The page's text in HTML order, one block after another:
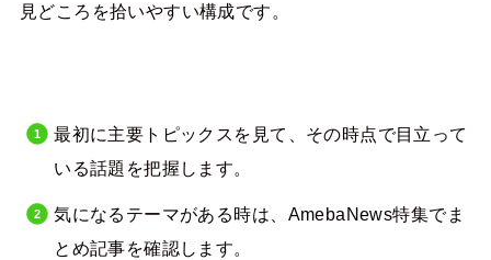
見どころを拾いやすい構成です。
最初に主要トピックスを見て、その時点で目立って
いる話題を把握します。
気になるテーマがある時は、AmebaNews特集でま
とめ記事を確認します。